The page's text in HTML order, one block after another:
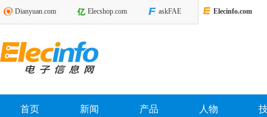
Dianyuan.com Elecshop.com askFAE Elecinfo.com
首页 新闻 产品 人物